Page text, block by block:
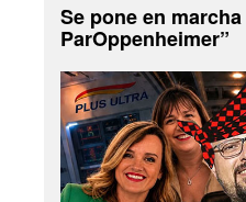
Se pone en
ParOppenheimer”